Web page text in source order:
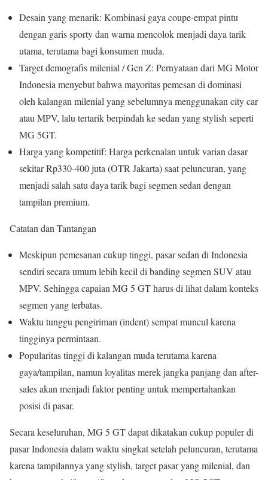
Desain yang menarik: Kombinasi gaya coupe-empat pintu
dengan garis sporty dan warna mencolok menjadi daya tarik
utama, terutama bagi konsumen muda.
Target demografis milenial / Gen Z: Pernyataan dari MG Motor
Indonesia menyebut bahwa mayoritas pemesan di dominasi
oleh kalangan milenial yang sebelumnya menggunakan city car
atau MPV, lalu tertarik berpindah ke sedan yang stylish seperti
MG 5GT.
Harga yang kompetitif: Harga perkenalan untuk varian dasar
sekitar Rp330-400 juta (OTR Jakarta) saat peluncuran, yang
menjadi salah satu daya tarik bagi segmen sedan dengan
tampilan premium.
Catatan dan Tantangan
Meskipun pemesanan cukup tinggi, pasar sedan di Indonesia
sendiri secara umum lebih kecil di banding segmen SUV atau
MPV. Sehingga capaian MG 5 GT harus di lihat dalam konteks
segmen yang terbatas.
Waktu tunggu pengiriman (indent) sempat muncul karena
tingginya permintaan.
Popularitas tinggi di kalangan muda terutama karena
gaya/tampilan, namun loyalitas merek jangka panjang dan after-
sales akan menjadi faktor penting untuk mempertahankan
posisi di pasar.
Secara keseluruhan, MG 5 GT dapat dikatakan cukup populer di
pasar Indonesia dalam waktu singkat setelah peluncuran, terutama
karena tampilannya yang stylish, target pasar yang milenial, dan